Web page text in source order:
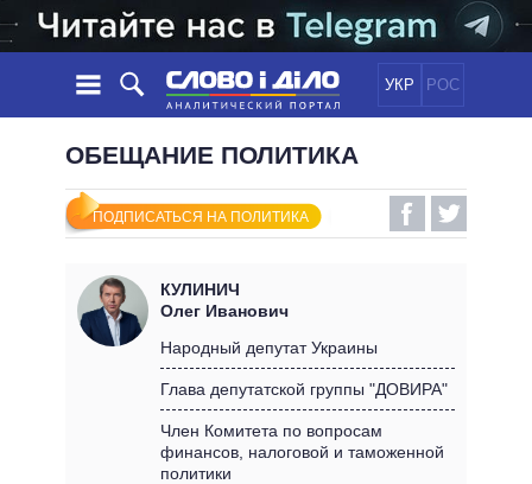
УКР РОС
НОВОСТИ
ЛЕНТА
СОБЫТИЯ
СТАТЬИ
МНЕНИЯ
ОБЗОРЫ
ДАЙДЖЕСТЫ
ПОЛИТИКА
ЭКОНОМИКА
МИР
ОБЕЩАНИЯ
ВСЕ ПОЛИТИКИ
ПРЕЗИДЕНТ И ОФИС
КАБИНЕТ МИНИСТРОВ
ГЛАВЫ ОБЛАДМИНИСТРАЦИЙ
ИНФОГРАФИКА
ВИДЕО
ПОДДЕРЖАТЬ
СРАВНЕНИЕ ПОЛИТИКОВ
ОБЕЩАНИЕ ПОЛИТИКА
ПОДПИСАТЬСЯ НА ПОЛИТИКА
КУЛИНИЧ
Олег Иванович
Народный депутат Украины
Глава депутатской группы "ДОВИРА"
Член Комитета по вопросам
финансов, налоговой и таможенной
политики